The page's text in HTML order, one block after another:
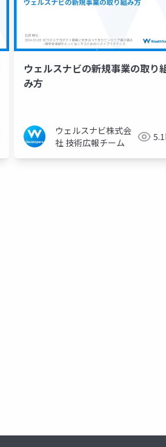
ウェルスナビの新規事業の取り
み方
ウェルスナビ株式会
社 技術広報チーム